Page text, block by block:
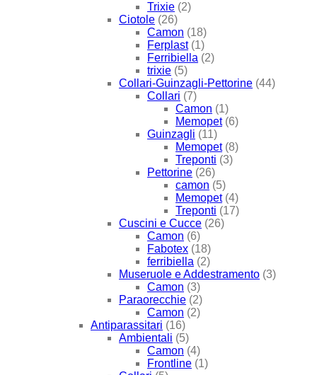
Trixie (2)
Ciotole (26)
Camon (18)
Ferplast (1)
Ferribiella (2)
trixie (5)
Collari-Guinzagli-Pettorine (44)
Collari (7)
Camon (1)
Memopet (6)
Guinzagli (11)
Memopet (8)
Treponti (3)
Pettorine (26)
camon (5)
Memopet (4)
Treponti (17)
Cuscini e Cucce (26)
Camon (6)
Fabotex (18)
ferribiella (2)
Museruole e Addestramento (3)
Camon (3)
Paraorecchie (2)
Camon (2)
Antiparassitari (16)
Ambientali (5)
Camon (4)
Frontline (1)